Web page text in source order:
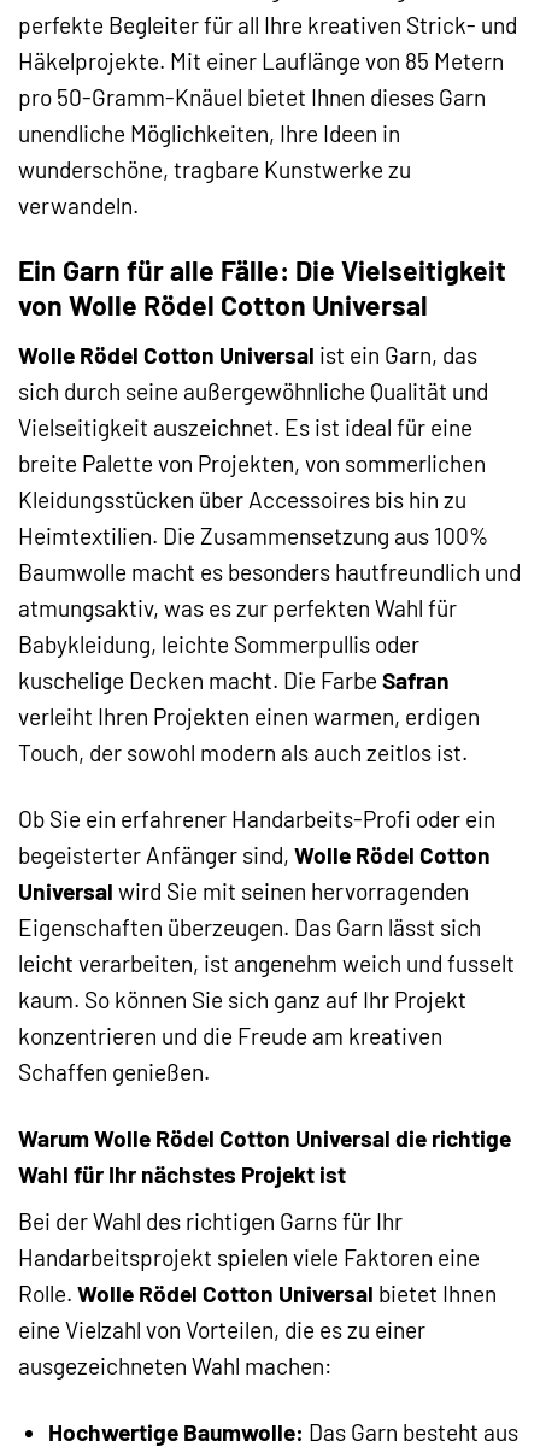
perfekte Begleiter für all Ihre kreativen Strick- und
Häkelprojekte. Mit einer Lauflänge von 85 Metern
pro 50-Gramm-Knäuel bietet Ihnen dieses Garn
unendliche Möglichkeiten, Ihre Ideen in
wunderschöne, tragbare Kunstwerke zu
verwandeln.
Ein Garn für alle Fälle: Die Vielseitigkeit
von Wolle Rödel Cotton Universal
Wolle Rödel Cotton Universal ist ein Garn, das
sich durch seine außergewöhnliche Qualität und
Vielseitigkeit auszeichnet. Es ist ideal für eine
breite Palette von Projekten, von sommerlichen
Kleidungsstücken über Accessoires bis hin zu
Heimtextilien. Die Zusammensetzung aus 100%
Baumwolle macht es besonders hautfreundlich und
atmungsaktiv, was es zur perfekten Wahl für
Babykleidung, leichte Sommerpullis oder
kuschelige Decken macht. Die Farbe Safran
verleiht Ihren Projekten einen warmen, erdigen
Touch, der sowohl modern als auch zeitlos ist.
Ob Sie ein erfahrener Handarbeits-Profi oder ein
begeisterter Anfänger sind, Wolle Rödel Cotton
Universal wird Sie mit seinen hervorragenden
Eigenschaften überzeugen. Das Garn lässt sich
leicht verarbeiten, ist angenehm weich und fusselt
kaum. So können Sie sich ganz auf Ihr Projekt
konzentrieren und die Freude am kreativen
Schaffen genießen.
Warum Wolle Rödel Cotton Universal die richtige
Wahl für Ihr nächstes Projekt ist
Bei der Wahl des richtigen Garns für Ihr
Handarbeitsprojekt spielen viele Faktoren eine
Rolle. Wolle Rödel Cotton Universal bietet Ihnen
eine Vielzahl von Vorteilen, die es zu einer
ausgezeichneten Wahl machen:
Hochwertige Baumwolle: Das Garn besteht aus